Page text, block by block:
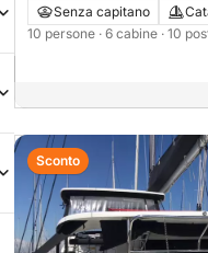
Senza capitano
10 persone · 6 cabine · 10
Sconto